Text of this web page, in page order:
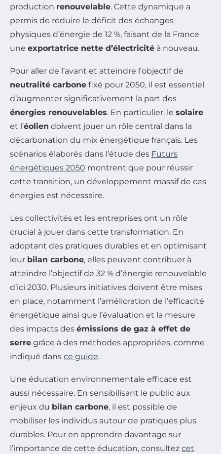
production renouvelable. Cette dynamique a
permis de réduire le déficit des échanges
physiques d’énergie de 12 %, faisant de la France
une exportatrice nette d’électricité à nouveau.
Pour aller de l’avant et atteindre l’objectif de
neutralité carbone fixé pour 2050, il est essentiel
d’augmenter significativement la part des
énergies renouvelables. En particulier, le solaire
et l’éolien doivent jouer un rôle central dans la
décarbonation du mix énergétique français. Les
scénarios élaborés dans l’étude des Futurs
énergétiques 2050 montrent que pour réussir
cette transition, un développement massif de ces
énergies est nécessaire.
Les collectivités et les entreprises ont un rôle
crucial à jouer dans cette transformation. En
adoptant des pratiques durables et en optimisant
leur bilan carbone, elles peuvent contribuer à
atteindre l’objectif de 32 % d’énergie renouvelable
d’ici 2030. Plusieurs initiatives doivent être mises
en place, notamment l’amélioration de l’efficacité
énergétique ainsi que l’évaluation et la mesure
des impacts des émissions de gaz à effet de
serre grâce à des méthodes appropriées, comme
indiqué dans ce guide.
Une éducation environnementale efficace est
aussi nécessaire. En sensibilisant le public aux
enjeux du bilan carbone, il est possible de
mobiliser les individus autour de pratiques plus
durables. Pour en apprendre davantage sur
l’importance de cette éducation, consultez cet